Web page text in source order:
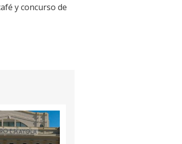
y concurso de